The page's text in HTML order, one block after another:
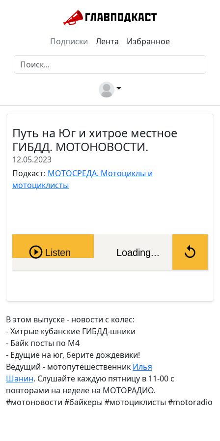
Подписки Лента Избранное
Путь на Юг и хитрое местное
ГИБДД. МОТОНОВОСТИ.
12.05.2023
Подкаст: МОТОСРЕДА. Мотоциклы и
мотоциклисты
Pause
Listen Loading...
В этом выпуске - новости с колес:
- Хитрые кубанские ГИБДД-шники
- Байк посты по М4
- Едущие на юг, берите дождевики!
Ведущий - мотопутешественник Илья
Шанин. Слушайте каждую пятницу в 11-00 с
повторами на неделе на МОТОРАДИО.
#мотоновости #байкеры #мотоциклисты #motoradio